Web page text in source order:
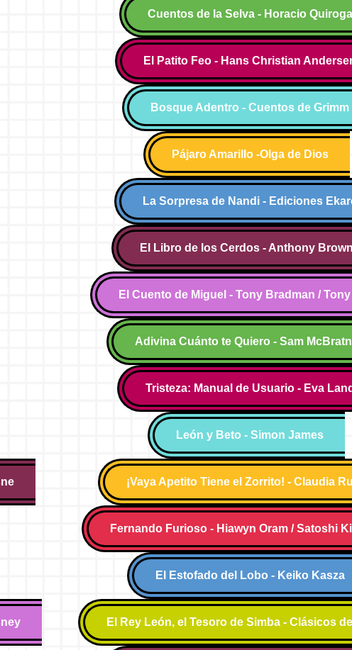
Cuentos de la Selva - Horacio Quiroga
El Patito Feo - Hans Christian
Bosque Adentro - Cuentos de Grimm
Pájaro Amarillo -Olga de Dios
La Sorpresa de Nandi - Ediciones
El Libro de los Cerdos - Anthony
El Cuento de Miguel - Tony Bradman /
Adivina Cuánto te Quiero - Sam
Tristeza: Manual de Usuario - Eva Land
León y Beto - Simon James
¡Vaya Apetito Tiene el Zorrito! - Claudia
Fernando Furioso - Hiawyn Oram / Satoshi
El Estofado del Lobo - Keiko Kasza
El Rey León, el Tesoro de Simba - Clásicos